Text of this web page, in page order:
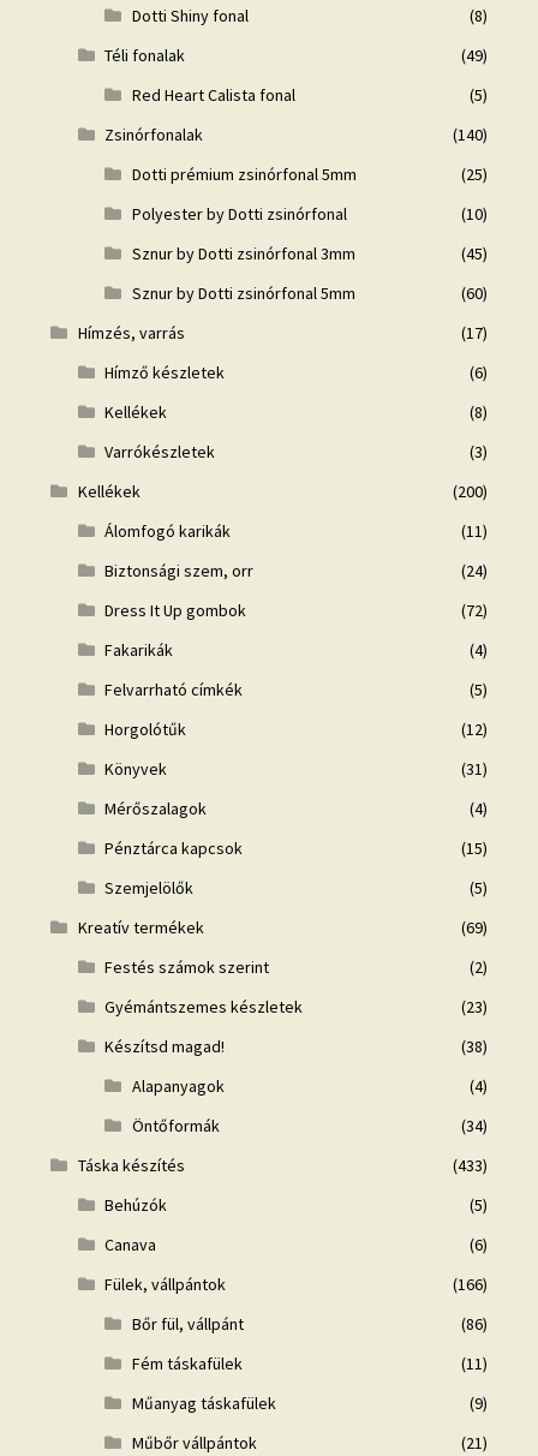
Dotti Shiny fonal
(8)
Téli fonalak
(49)
Red Heart Calista fonal
(5)
Zsinórfonalak
(140)
Dotti prémium zsinórfonal 5mm
(25)
Polyester by Dotti zsinórfonal
(10)
Sznur by Dotti zsinórfonal 3mm
(45)
Sznur by Dotti zsinórfonal 5mm
(60)
Hímzés, varrás
(17)
Hímző készletek
(6)
Kellékek
(8)
Varrókészletek
(3)
Kellékek
(200)
Álomfogó karikák
(11)
Biztonsági szem, orr
(24)
Dress It Up gombok
(72)
Fakarikák
(4)
Felvarrható címkék
(5)
Horgolótűk
(12)
Könyvek
(31)
Mérőszalagok
(4)
Pénztárca kapcsok
(15)
Szemjelölők
(5)
Kreatív termékek
(69)
Festés számok szerint
(2)
Gyémántszemes készletek
(23)
Készítsd magad!
(38)
Alapanyagok
(4)
Öntőformák
(34)
Táska készítés
(433)
Behúzók
(5)
Canava
(6)
Fülek, vállpántok
(166)
Bőr fül, vállpánt
(86)
Fém táskafülek
(11)
Műanyag táskafülek
(9)
Műbőr vállpántok
(21)